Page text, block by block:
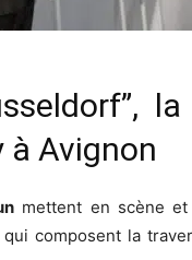
à Avignon
mettent en scène
composent la